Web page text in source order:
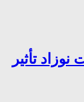
تأثیر